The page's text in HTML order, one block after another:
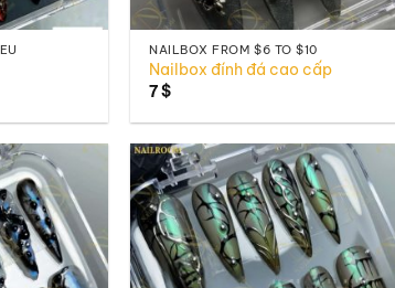
NAILBOX FROM $6 TO $10
Nailbox đính đá cao cấp
7$
Add to
wishlist
Add to
wishlist